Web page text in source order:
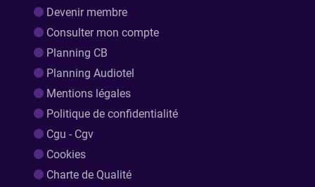
Devenir membre
Consulter mon compte
Planning CB
Planning Audiotel
Mentions légales
Politique de confidentialité
Cgu - Cgv
Cookies
Charte de Qualité